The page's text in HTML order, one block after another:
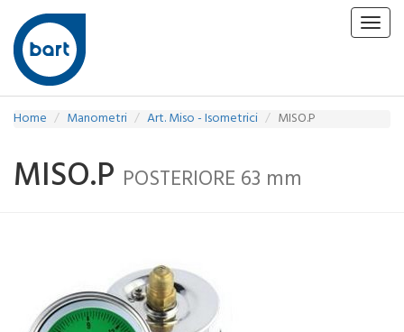
Home Manometri Art. Miso - Isometrici MISO.P
MISO.P POSTERIORE 63 mm